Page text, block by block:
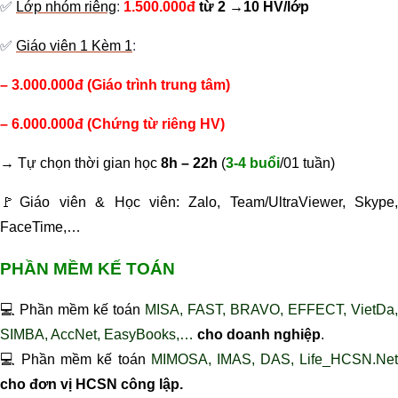
✅ Lớp nhóm riêng: 1.500.000đ từ 2 →10 HV/lớp
✅ Giáo viên 1 Kèm 1:
– 3.000.000đ (Giáo trình trung tâm)
– 6.000.000đ (Chứng từ riêng HV)
→ Tự chọn thời gian học 8h – 22h (3-4 buổi/01 tuần)
🚩Giáo viên & Học viên: Zalo, Team/UltraViewer, Skype,
FaceTime,…
PHẦN MỀM KẾ TOÁN
💻 Phần mềm kế toán MISA, FAST, BRAVO, EFFECT, VietDa,
SIMBA, AccNet, EasyBooks,… cho doanh nghiệp.
💻 Phần mềm kế toán MIMOSA, IMAS, DAS, Life_HCSN.Net
cho đơn vị HCSN công lập.